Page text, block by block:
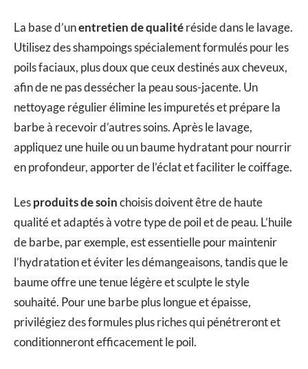
La base d’unentretien de qualitéréside dans le lavage.
Utilisez des shampoings spécialement formulés pour les
poils faciaux, plus doux que ceux destinés aux cheveux,
afin de ne pas dessécher la peau sous-jacente. Un
nettoyage régulier élimine les impuretés et prépare la
barbe à recevoir d’autres soins. Après le lavage,
appliquez une huile ou un baume hydratant pour nourrir
en profondeur, apporter de l’éclat et faciliter le coiffage.
Lesproduits de soinchoisis doivent être de haute
qualité et adaptés à votre type de poil et de peau. L’huile
de barbe, par exemple, est essentielle pour maintenir
l’hydratation et éviter les démangeaisons, tandis que le
baume offre une tenue légère et sculpte le style
souhaité. Pour une barbe plus longue et épaisse,
privilégiez des formules plus riches qui pénétreront et
conditionneront efficacement le poil.